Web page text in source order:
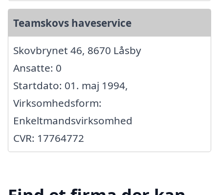
Teamskovs haveservice
Skovbrynet 46, 8670 Låsby
Ansatte: 0
Startdato: 01. maj 1994,
Virksomhedsform:
Enkeltmandsvirksomhed
CVR: 17764772